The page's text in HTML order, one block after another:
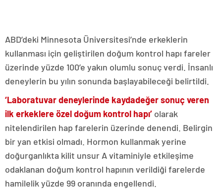
ABD’deki Minnesota Üniversitesi’nde erkeklerin
kullanması için geliştirilen doğum kontrol hapı fareler
üzerinde yüzde 100’e yakın olumlu sonuç verdi. İnsanlı
deneylerin bu yılın sonunda başlayabileceği belirtildi.
‘Laboratuvar deneylerinde kaydadeğer sonuç veren
ilk erkeklere özel doğum kontrol hapı’ olarak
nitelendirilen hap farelerin üzerinde denendi. Belirgin
bir yan etkisi olmadı. Hormon kullanmak yerine
doğurganlıkta kilit unsur A vitaminiyle etkileşime
odaklanan doğum kontrol hapının verildiği farelerde
hamilelik yüzde 99 oranında engellendi.